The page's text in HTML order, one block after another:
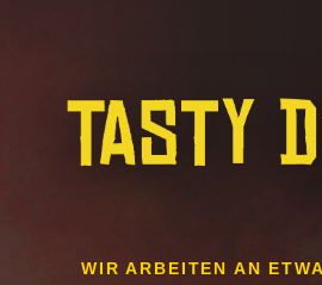
WIR ARBEITEN AN